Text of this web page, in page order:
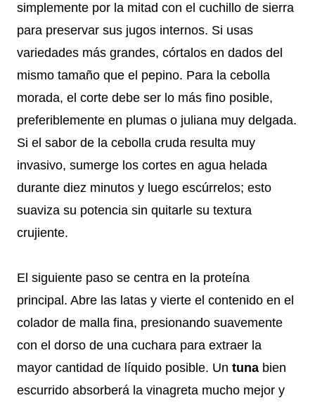
simplemente por la mitad con el cuchillo de sierra
para preservar sus jugos internos. Si usas
variedades más grandes, córtalos en dados del
mismo tamaño que el pepino. Para la cebolla
morada, el corte debe ser lo más fino posible,
preferiblemente en plumas o juliana muy delgada.
Si el sabor de la cebolla cruda resulta muy
invasivo, sumerge los cortes en agua helada
durante diez minutos y luego escúrrelos; esto
suaviza su potencia sin quitarle su textura
crujiente.
El siguiente paso se centra en la proteína
principal. Abre las latas y vierte el contenido en el
colador de malla fina, presionando suavemente
con el dorso de una cuchara para extraer la
mayor cantidad de líquido posible. Un tuna bien
escurrido absorberá la vinagreta mucho mejor y